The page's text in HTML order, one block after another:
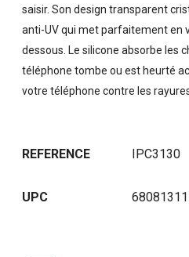
saisir. Son design transparent
anti-UV qui met parfaitement en
dessous. Le silicone absorbe les
téléphone tombe ou est heurté
votre téléphone contre les
REFERENCE IPC3130
UPC